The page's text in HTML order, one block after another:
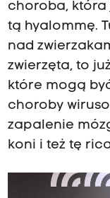
choroba, która
tą hyalommę.
nad
zwierzęta, to
które mogą
choroby
zapalenie
koni i też tę